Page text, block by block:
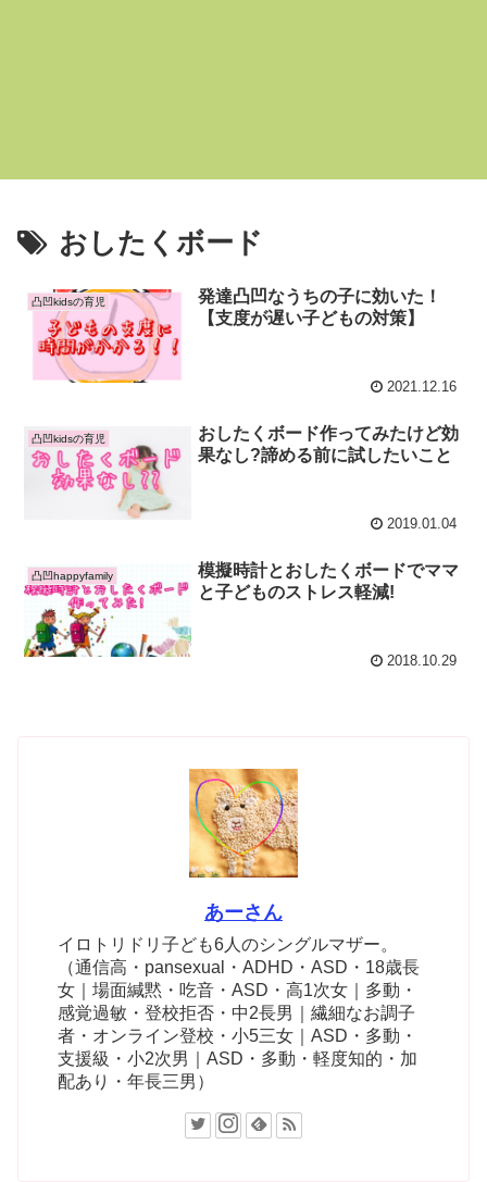
おしたくボード
凸凹kidsの育児
発達凸凹なうちの子に効いた！
【支度が遅い子どもの対策】
2021.12.16
凸凹kidsの育児
おしたくボード作ってみたけど効
果なし?諦める前に試したいこと
2019.01.04
凸凹happyfamily
模擬時計とおしたくボードでママ
と子どものストレス軽減!
2018.10.29
あーさん
イロトリドリ子ども6人のシングルマザー。
（通信高・pansexual・ADHD・ASD・18歳長
女｜場面緘黙・吃音・ASD・高1次女｜多動・
感覚過敏・登校拒否・中2長男｜繊細なお調子
者・オンライン登校・小5三女｜ASD・多動・
支援級・小2次男｜ASD・多動・軽度知的・加
配あり・年長三男）